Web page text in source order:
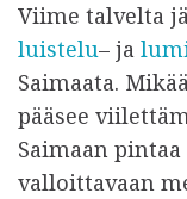
Viime talvelta
luistelu– ja
Saimaata.
pääsee
Saimaan
valloittavaan